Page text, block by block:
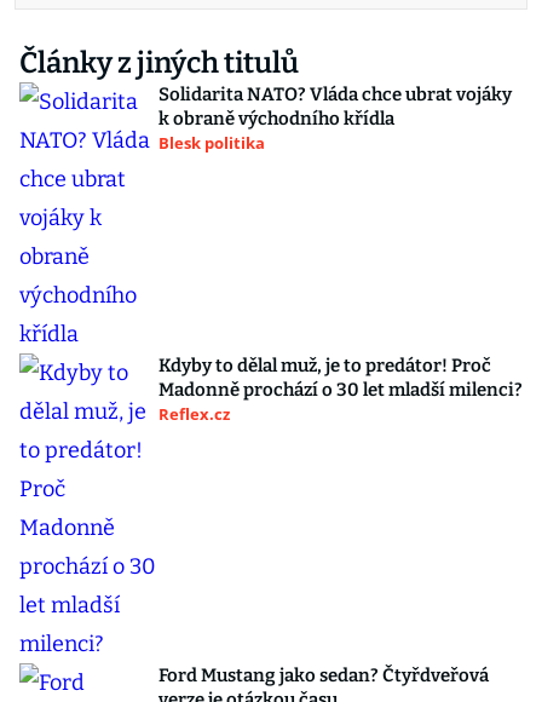
Články z jiných titulů
Solidarita NATO? Vláda chce ubrat vojáky
k obraně východního křídla
Blesk politika
Kdyby to dělal muž, je to predátor! Proč
Madonně prochází o 30 let mladší milenci?
Reflex.cz
Ford Mustang jako sedan? Čtyřdveřová